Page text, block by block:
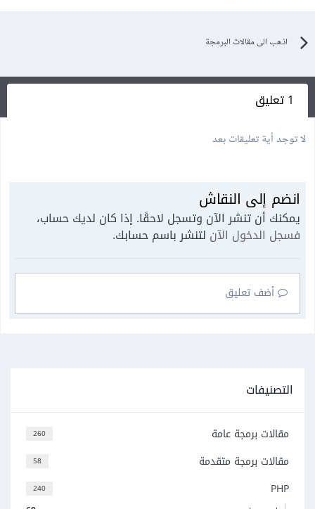
اذهب الى مقالات البرمجة
1 تعليق
لا توجد أية تعليقات بعد
انضم إلى النقاش
يمكنك أن تنشر الآن وتسجل لاحقًا. إذا كان لديك حساب،
فسجل الدخول الآن لتنشر باسم حسابك.
أضف تعليق
التصنيفات
260 مقالات برمجة عامة
58 مقالات برمجة متقدمة
240 PHP